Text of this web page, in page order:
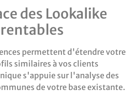
des Lookalike
permettent d'étendre votre
similaires à vos clients
s'appuie sur l'analyse des
de votre base existante.